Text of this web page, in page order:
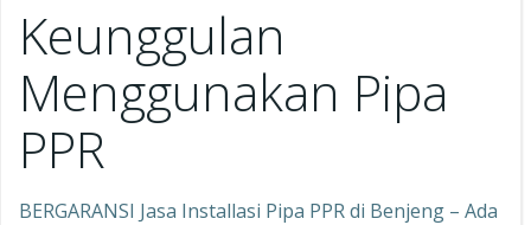
Keunggulan
Menggunakan Pipa
PPR
BERGARANSI Jasa Installasi Pipa PPR di Benjeng – Ada